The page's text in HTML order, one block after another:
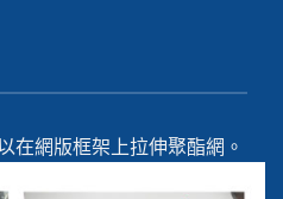
在網版框架上拉伸聚酯網。